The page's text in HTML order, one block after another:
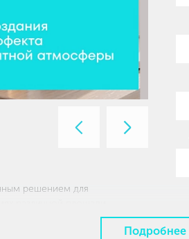
ПредыдущийСледующий
решением для
воздуха благодаря мощному
что позволяет лучшеПодробнее